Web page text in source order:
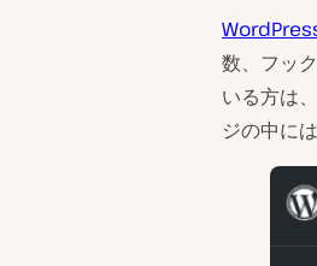
数、フッ
いる方は、
ジの中に